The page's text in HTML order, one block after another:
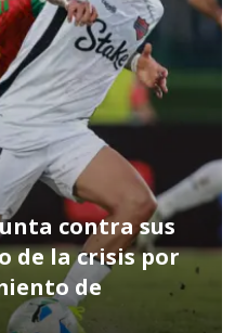
contra sus
de la crisis por
de